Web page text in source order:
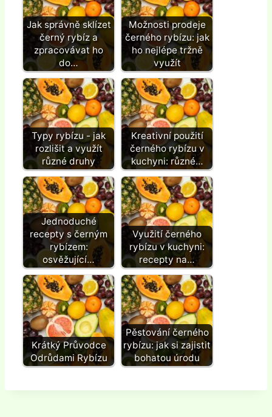
Jak správně sklízet
černý rybíz a
zpracovávat ho
do…
Možnosti prodeje
černého rybízu: jak
ho nejlépe tržně
využít
Typy rybízu - jak
rozlišit a využít
různé druhy
Kreativní použití
černého rybízu v
kuchyni: různé…
Jednoduché
recepty s černým
rybízem:
osvěžující…
Využití černého
rybízu v kuchyni:
recepty na…
Krátký Průvodce
Odrůdami Rybízu
Pěstování černého
rybízu: jak si zajistit
bohatou úrodu